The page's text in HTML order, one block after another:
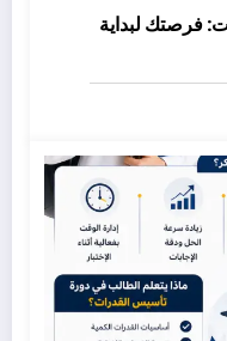
فرصتك لبداية